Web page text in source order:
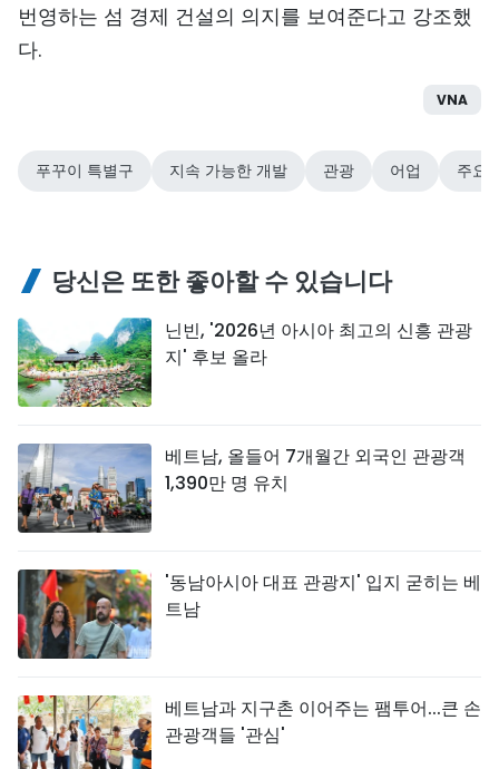
번영하는 섬 경제 건설의 의지를 보여준다고 강조했
다.
VNA
푸꾸이 특별구 지속 가능한 개발 관광 어업 주요
당신은 또한 좋아할 수 있습니다
닌빈, '2026년 아시아 최고의 신흥 관광
지' 후보 올라
베트남, 올들어 7개월간 외국인 관광객
1,390만 명 유치
'동남아시아 대표 관광지' 입지 굳히는 베
트남
베트남과 지구촌 이어주는 팸투어...큰 손
관광객들 '관심'